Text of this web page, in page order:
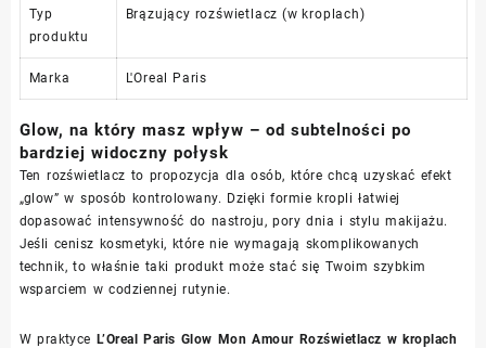
Typ
produktu
Brązujący rozświetlacz (w kroplach)
Marka L'Oreal Paris
Glow, na który masz wpływ – od subtelności po
bardziej widoczny połysk
Ten rozświetlacz to propozycja dla osób, które chcą uzyskać efekt
„glow” w sposób kontrolowany. Dzięki formie kropli łatwiej
dopasować intensywność do nastroju, pory dnia i stylu makijażu.
Jeśli cenisz kosmetyki, które nie wymagają skomplikowanych
technik, to właśnie taki produkt może stać się Twoim szybkim
wsparciem w codziennej rutynie.
W praktyce L’Oreal Paris Glow Mon Amour Rozświetlacz w kroplach